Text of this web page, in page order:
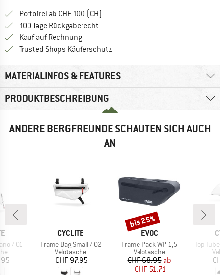
Portofrei ab CHF 100 (CH)
100 Tage Rückgaberecht
Kauf auf RechnungFinde die Zahlungs-Infos hier! Öffnet
Trusted Shops Käuferschutz
MATERIALINFOS & FEATURES
PRODUKTBESCHREIBUNG
ANDERE BERGFREUNDE SCHAUTEN SICH AUCH
AN
/ 01
MARKE
CYCLITE
Artikel
Frame Bag Small / 02
Produktgruppe
Velotasche
Preis
CHF 97.95
MARKE
EVOC
Artikel
Frame Pack WP 1,5
Produktgruppe
Velotasche
Preis
CHF 68.95reduzierter Preis
ab
CHF 51.71
Rabatt
bis 25%
Artikel
Top